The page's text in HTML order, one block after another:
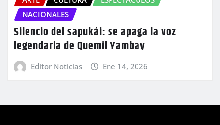
NACIONALES
Silencio del sapukái: se apaga la voz
legendaria de Quemil Yambay
Editor Noticias Ene 14, 2026